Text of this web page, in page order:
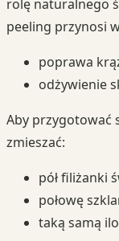
rolę naturalnego
peeling przynosi
poprawa
odżywienie
Aby przygotować
zmieszać:
pół filiżanki
połowę
taką samą